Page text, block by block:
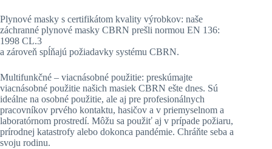
Plynové masky s certifikátom kvality výrobkov: naše
záchranné plynové masky CBRN prešli normou EN 136:
1998 CL.3
a zároveň spĺňajú požiadavky systému CBRN.
Multifunkčné – viacnásobné použitie: preskúmajte
viacnásobné použitie našich masiek CBRN ešte dnes. Sú
ideálne na osobné použitie, ale aj pre profesionálnych
pracovníkov prvého kontaktu, hasičov a v priemyselnom a
laboratórnom prostredí. Môžu sa použiť aj v prípade požiaru,
prírodnej katastrofy alebo dokonca pandémie. Chráňte seba a
svoju rodinu.